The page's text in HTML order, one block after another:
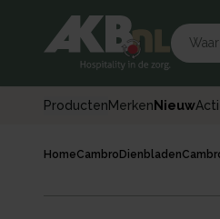
ProductenMerkenNieuw
HomeCambro Dienbladen